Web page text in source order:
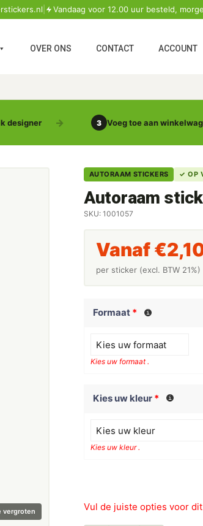
Vandaag voor 12.00 uur besteld,
OVER ONS CONTACT ACCOUNT
designer 3 Voeg toe aan
vergroten
AUTORAAM STICKERS ✓ OP
Autoraam
SKU: 1001057
Vanaf €
per sticker (excl. BTW 21%)
Formaat *
Kies uw formaat .
Kies uw kleur *
Kies uw kleur
Kies uw kleur .
Vul de juiste opties voor